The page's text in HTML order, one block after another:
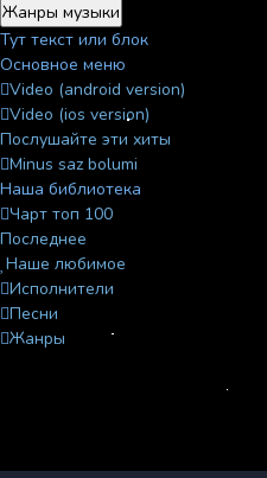
Жанры музыки
Тут текст или блок
Основное меню
Video (android version)
Video (ios version)
Послушайте эти хиты
Minus saz bolumi
Наша библиотека
Чарт топ 100
Последнее
Наше любимое
Исполнители
Песни
Жанры